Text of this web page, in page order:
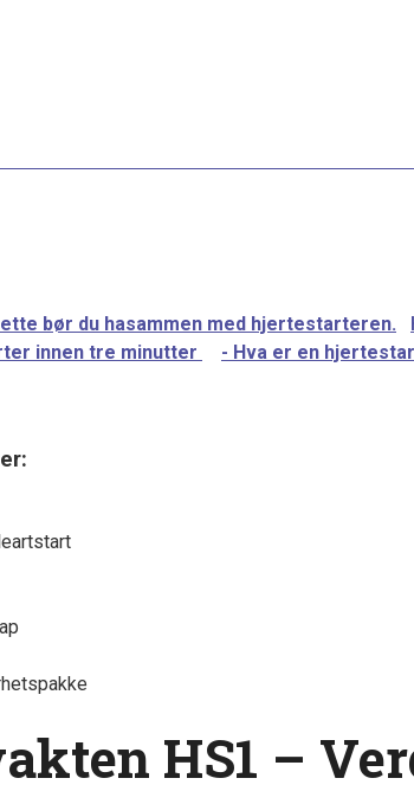
bør du hasammen med hjertestarteren.
innen tre minutter
- Hva er en
HS1 –